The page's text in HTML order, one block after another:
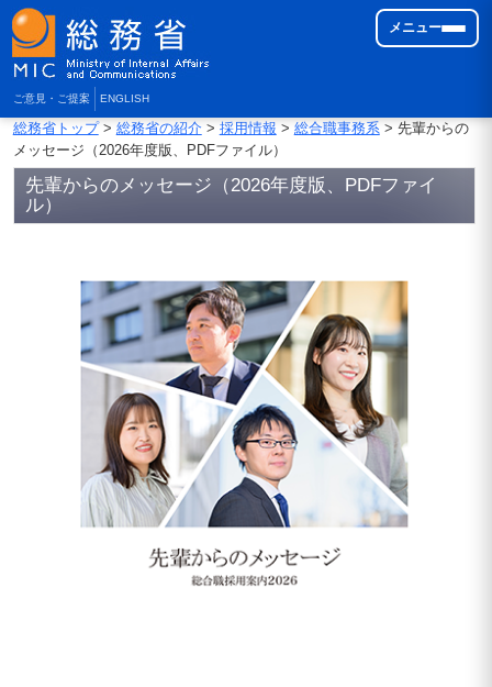
ご意見・ご提案 ENGLISH
メニュー
総務省トップ> 総務省の紹介> 採用情報 > 総合職事務系> 先輩からの
メッセージ（2026年度版、PDFファイル）
先輩からのメッセージ（2026年度版、PDFファイ
ル）